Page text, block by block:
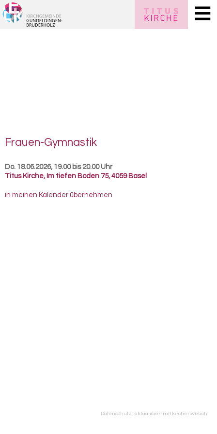
Frauen-​Gymnastik
Do. 18.06.2026, 19.00 bis 20.00 Uhr
Titus Kirche, Im tiefen Boden 75, 4059 Basel
in meinen Kalender übernehmen
Datenschutz | aktualisiert mit kirchenweb.ch